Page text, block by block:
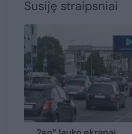
Susiję straipsniai